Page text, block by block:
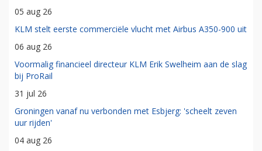
05 aug 26
KLM stelt eerste commerciële vlucht met Airbus A350-900 uit
06 aug 26
Voormalig financieel directeur KLM Erik Swelheim aan de slag
bij ProRail
31 jul 26
Groningen vanaf nu verbonden met Esbjerg: 'scheelt zeven
uur rijden'
04 aug 26